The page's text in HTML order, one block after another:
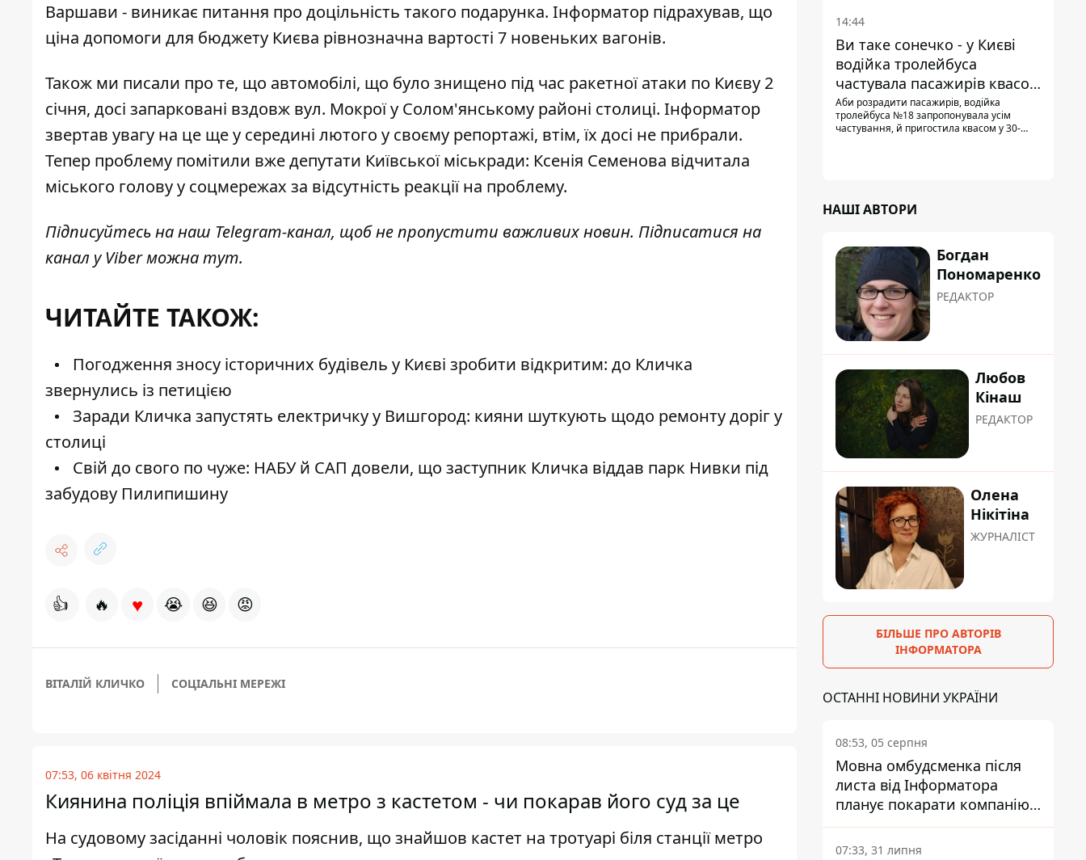
Варшави - виникає питання про доцільність такого подарунка. Інформатор підрахував, що
ціна допомоги для бюджету Києва рівнозначна вартості 7 новеньких вагонів.
Також ми писали про те, що автомобілі, що було знищено під час ракетної атаки по Києву 2
січня, досі запарковані вздовж вул. Мокрої у Солом'янському районі столиці. Інформатор
звертав увагу на це ще у середині лютого у своєму репортажі, втім, їх досі не прибрали.
Тепер проблему помітили вже депутати Київської міськради: Ксенія Семенова відчитала
міського голову у соцмережах за відсутність реакції на проблему.
Підписуйтесь на наш Telegram-канал, щоб не пропустити важливих новин. Підписатися на
канал у Viber можнатут.
ЧИТАЙТЕ ТАКОЖ:
Погодження зносу історичних будівель у Києві зробити відкритим: до Кличка
звернулись із петицією
Заради Кличка запустять електричку у Вишгород: кияни шуткують щодо ремонту доріг у
столиці
Свій до свого по чуже: НАБУ й САП довели, що заступник Кличка віддав парк Нивки під
забудову Пилипишину
👍 🔥 ♥ 😭 😆 😡
ВІТАЛІЙ КЛИЧКО СОЦІАЛЬНІ МЕРЕЖІ
07:53, 06 квітня 2024
Киянина поліція впіймала в метро з кастетом - чи покарав його суд за це
На судовому засіданні чоловік пояснив, що знайшов кастет на тротуарі біля станції метро
14:44
Ви таке сонечко - у Києві
водійка тролейбуса
частувала пасажирів квасом
під час знеструмлення
мережі
Аби розрадити пасажирів, водійка
тролейбуса №18 запропонувала усім
частування, й пригостила квасом у 30-
НАШІ АВТОРИ
Богдан
Пономаренко
РЕДАКТОР
Любов
Кінаш
РЕДАКТОР
Олена
Нікітіна
ЖУРНАЛІСТ
БІЛЬШЕ ПРО АВТОРІВ
ІНФОРМАТОРА
ОСТАННІ НОВИНИ УКРАЇНИ
08:53, 05 серпня
Мовна омбудсменка після
листа від Інформатора
планує покарати компанію-
підрядника ПриватБанку
07:33, 31 липня